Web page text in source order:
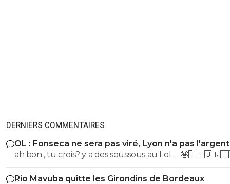
DERNIERS COMMENTAIRES
OL : Fonseca ne sera pas viré, Lyon n'a pas
le faire
ah bon , tu crois? y a des soussous au LoL…
Rio Mavuba quitte les Girondins de Bordeaux